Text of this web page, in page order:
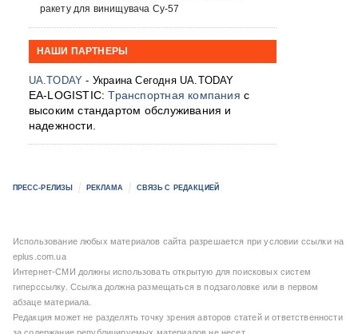
ракету для винищувача Су-57
НАШИ ПАРТНЕРЫ
UA.TODAY - Украина Сегодня UA.TODAY
EA-LOGISTIC:Транспортная компания с
высоким стандартом обслуживания и
надежности.
ПРЕСС-РЕЛИЗЫ РЕКЛАМА СВЯЗЬ С РЕДАКЦИЕЙ
Использование любых материалов сайта разрешается при условии ссылки на
eplus.com.ua
Интернет-СМИ должны использовать открытую для поисковых систем
гиперссылку. Ссылка должна размещаться в подзаголовке или в первом
абзаце материала.
Редакция может не разделять точку зрения авторов статей и ответственности